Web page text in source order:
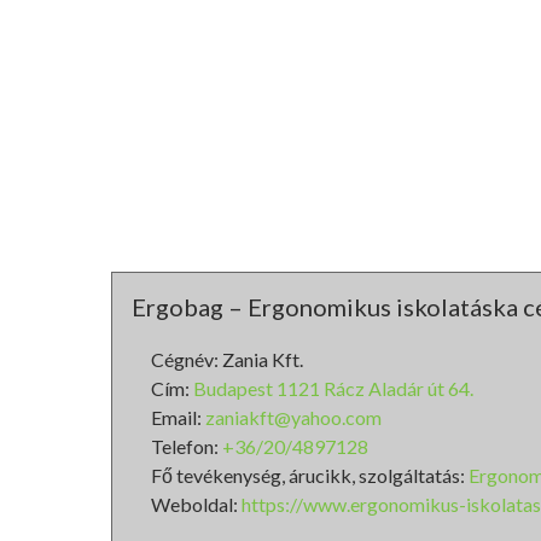
Ergobag – Ergonomikus iskolatáska
Cégnév: Zania Kft.
Cím: Budapest 1121 Rácz Aladár út 64.
Email: zaniakft@yahoo.com
Telefon: +36/20/4897128
Fő tevékenység, árucikk, szolgáltatás:
Weboldal: https://www.ergonomikus-